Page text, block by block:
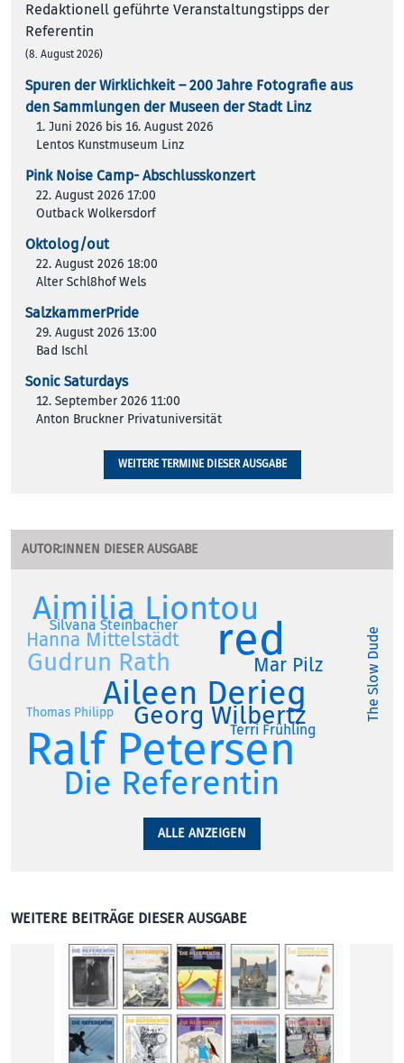
Redaktionell geführte Veranstaltungstipps der
Referentin
(8. August 2026)
Spuren der Wirklichkeit – 200 Jah­re Foto­gra­fie aus
den Samm­lun­gen der Muse­en der Stadt Linz
1. Juni 2026 bis 16. August 2026
Lentos Kunstmuseum Linz
Pink Noise Camp- Abschlusskonzert
22. August 2026 17:00
Outback Wolkersdorf
Oktolog/out
22. August 2026 18:00
Alter Schl8hof Wels
SalzkammerPride
29. August 2026 13:00
Bad Ischl
Sonic Saturdays
12. September 2026 11:00
Anton Bruckner Privatuniversität
WEITERE TERMINE DIESER AUSGABE
AUTOR:INNEN DIESER AUSGABE
Ralf Petersen
red
Aileen Derieg
Aimilia Liontou
Die Referentin
Georg Wilbertz
Gudrun Rath
Hanna Mittelstädt
Mar Pilz
Silvana Steinbacher
Terri Frühling
The Slow Dude
Thomas Philipp
ALLE ANZEIGEN
WEITERE BEITRÄGE DIESER AUSGABE